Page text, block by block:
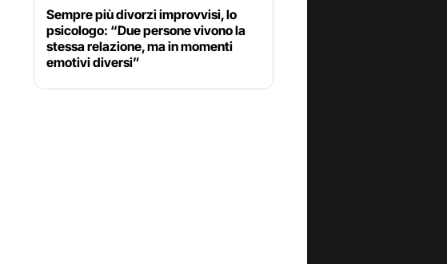
Sempre più divorzi improvvisi, lo
psicologo: “Due persone vivono la
stessa relazione, ma in momenti
emotivi diversi”